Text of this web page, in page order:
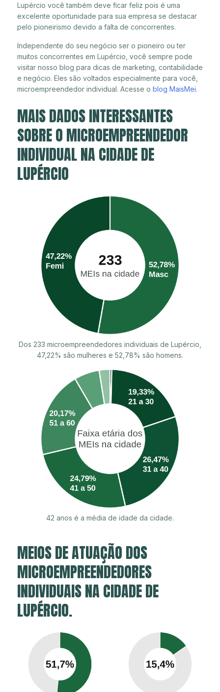
Lupércio você também deve ficar feliz pois é uma
excelente oportunidade para sua empresa se destacar
pelo pioneirismo devido a falta de concorrentes.
Independente do seu negócio ser o pioneiro ou ter
muitos concorrentes em Lupércio, você sempre pode
visitar nosso blog para dicas de marketing, contabilidade
e negócio. Eles são voltados especialmente para você,
microempreendedor individual. Acesse o blog MaisMei.
MAIS DADOS INTERESSANTES
SOBRE O MICROEMPREENDEDOR
INDIVIDUAL NA CIDADE DE
LUPÉRCIO
Dos 233 microempreendedores individuais de Lupércio,
47,22% são mulheres e 52,78% são homens.
42 anos é a média de idade da cidade.
MEIOS DE ATUAÇÃO DOS
MICROEMPREENDEDORES
INDIVIDUAIS NA CIDADE DE
LUPÉRCIO.